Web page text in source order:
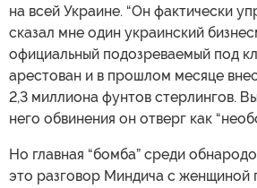
на всей Украине. “Он фактически
сказал мне один украинский
официальный подозреваемый под
арестован и в прошлом месяце
2,3 миллиона фунтов стерлингов.
него обвинения он отверг как
Но главная “бомба” среди
это разговор Миндича с женщиной